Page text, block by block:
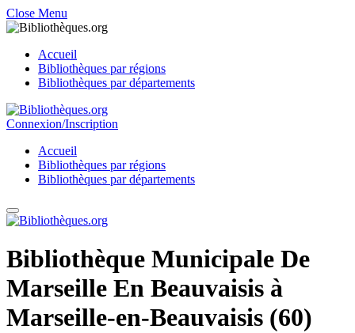
Close Menu
Accueil
Bibliothèques par régions
Bibliothèques par départements
Connexion/Inscription
Accueil
Bibliothèques par régions
Bibliothèques par départements
Bibliothèque Municipale De
Marseille En Beauvaisis à
Marseille-en-Beauvaisis (60)